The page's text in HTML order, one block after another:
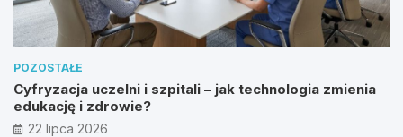
POZOSTAŁE
Cyfryzacja uczelni i szpitali – jak technologia zmienia
edukację i zdrowie?
22 lipca 2026